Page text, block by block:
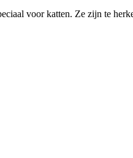
voor katten. Ze zijn te